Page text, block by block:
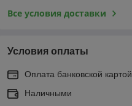
Все условия доставки
Условия оплаты
Оплата банковской картой
Наличными